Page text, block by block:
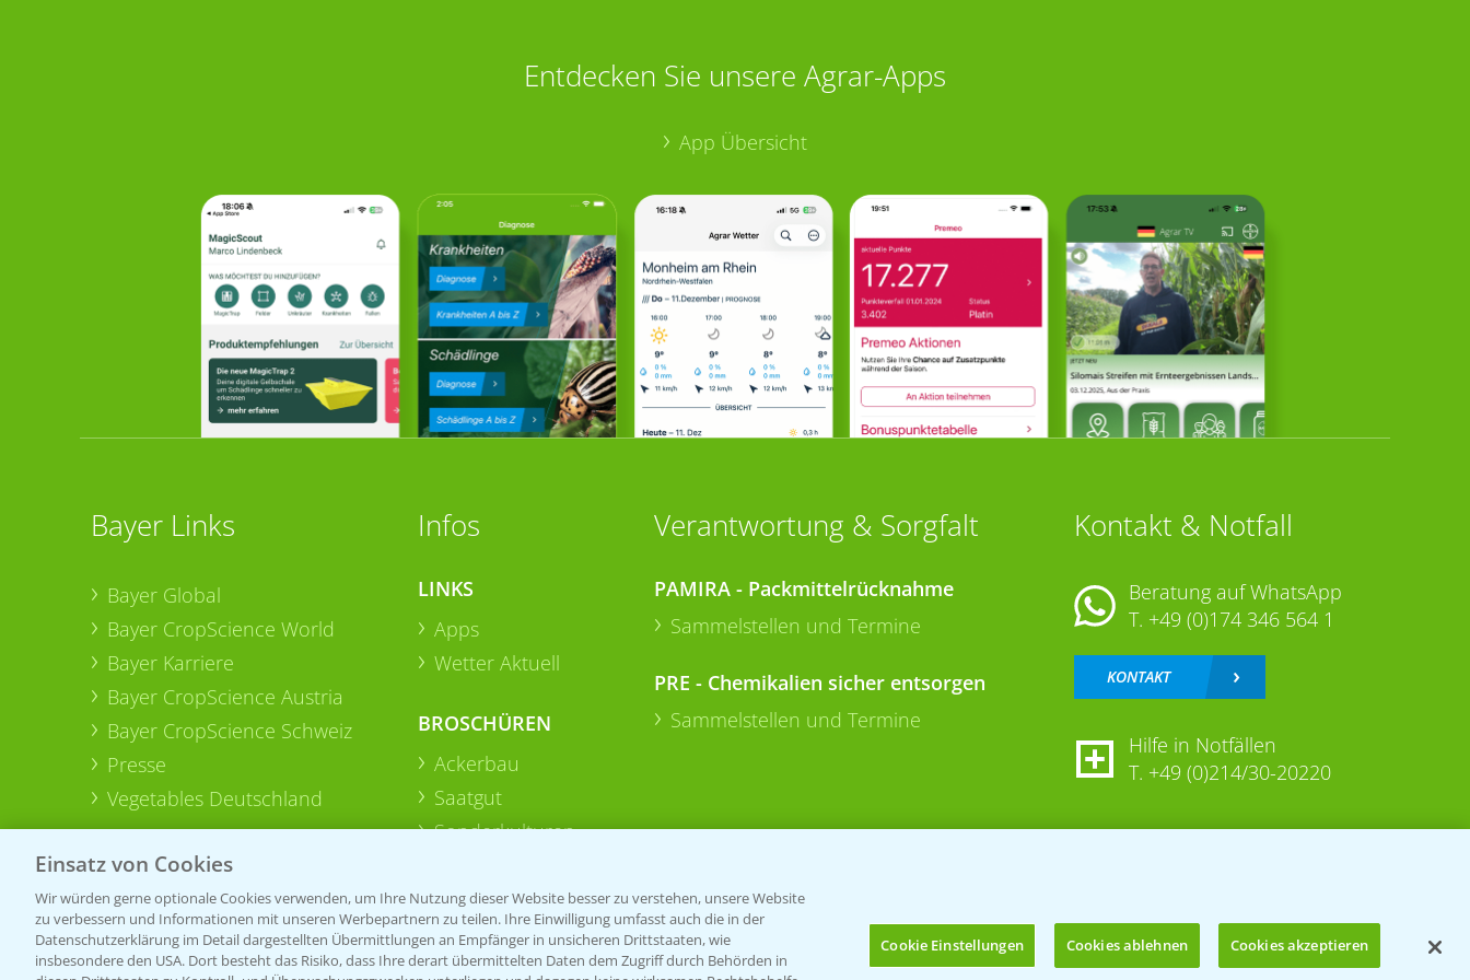
Entdecken Sie unsere Agrar-Apps
App Übersicht
Bayer Links
Bayer Global
Bayer CropScience World
Bayer Karriere
Bayer CropScience Austria
Bayer CropScience Schweiz
Presse
Vegetables Deutschland
Infos
LINKS
Apps
Wetter Aktuell
BROSCHÜREN
Ackerbau
Saatgut
Sonderkulturen
Verantwortung & Sorgfalt
PAMIRA - Packmittelrücknahme
Sammelstellen und Termine
PRE - Chemikalien sicher entsorgen
Sammelstellen und Termine
Kontakt & Notfall
Beratung auf WhatsApp
T. +49 (0)174 346 564 1
KONTAKT
Hilfe in Notfällen
T. +49 (0)214/30-20220
Einsatz von Cookies
Wir würden gerne optionale Cookies verwenden, um Ihre Nutzung dieser Website besser zu verstehen, unsere Website
zu verbessern und Informationen mit unseren Werbepartnern zu teilen. Ihre Einwilligung umfasst auch die in der
Datenschutzerklärung im Detail dargestellten Übermittlungen an Empfänger in unsicheren Drittstaaten, wie
insbesondere den USA. Dort besteht das Risiko, dass Ihre derart übermittelten Daten dem Zugriff durch Behörden in
Cookie Einstellungen Cookies ablehnen Cookies akzeptieren